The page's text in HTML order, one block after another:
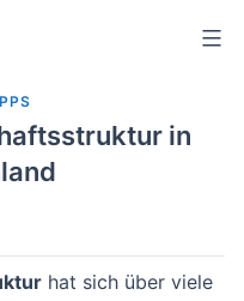
in
hat sich über viele